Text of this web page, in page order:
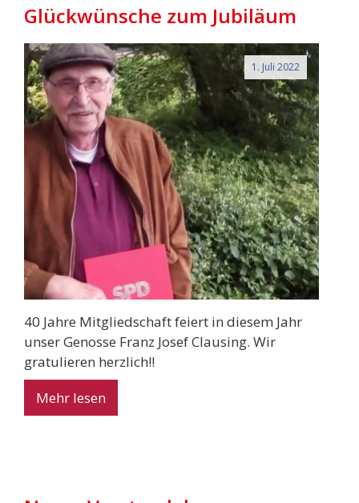
Glückwünsche zum Jubiläum
1. Juli 2022
40 Jahre Mitgliedschaft feiert in diesem Jahr
unser Genosse Franz Josef Clausing. Wir
gratulieren herzlich!!
Mehr lesen